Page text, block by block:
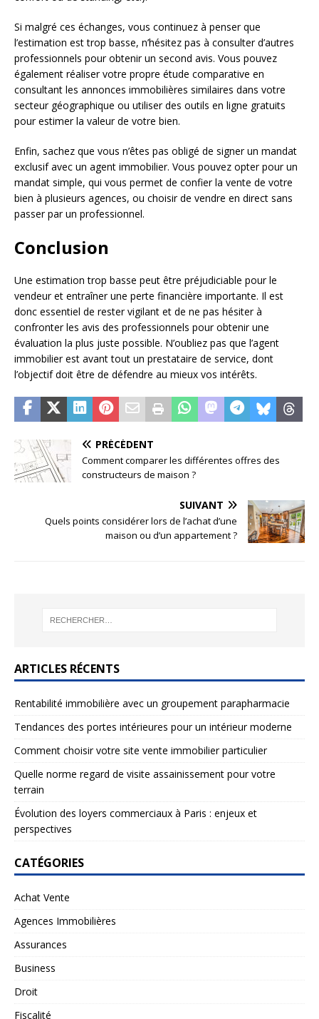
Si malgré ces échanges, vous continuez à penser que
l’estimation est trop basse, n’hésitez pas à consulter d’autres
professionnels pour obtenir un second avis. Vous pouvez
également réaliser votre propre étude comparative en
consultant les annonces immobilières similaires dans votre
secteur géographique ou utiliser des outils en ligne gratuits
pour estimer la valeur de votre bien.
Enfin, sachez que vous n’êtes pas obligé de signer un mandat
exclusif avec un agent immobilier. Vous pouvez opter pour un
mandat simple, qui vous permet de confier la vente de votre
bien à plusieurs agences, ou choisir de vendre en direct sans
passer par un professionnel.
Conclusion
Une estimation trop basse peut être préjudiciable pour le
vendeur et entraîner une perte financière importante. Il est
donc essentiel de rester vigilant et de ne pas hésiter à
confronter les avis des professionnels pour obtenir une
évaluation la plus juste possible. N’oubliez pas que l’agent
immobilier est avant tout un prestataire de service, dont
l’objectif doit être de défendre au mieux vos intérêts.
PRÉCÉDENT
Comment comparer les différentes offres des
constructeurs de maison ?
SUIVANT
Quels points considérer lors de l’achat d’une
maison ou d’un appartement ?
ARTICLES RÉCENTS
Rentabilité immobilière avec un groupement parapharmacie
Tendances des portes intérieures pour un intérieur moderne
Comment choisir votre site vente immobilier particulier
Quelle norme regard de visite assainissement pour votre
terrain
Évolution des loyers commerciaux à Paris : enjeux et
perspectives
CATÉGORIES
Achat Vente
Agences Immobilières
Assurances
Business
Droit
Fiscalité